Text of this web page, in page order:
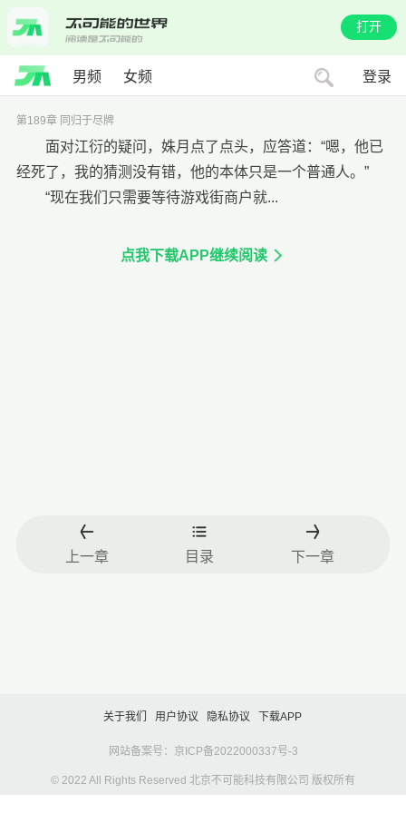
打开
男频 女频 登录
第189章 同归于尽牌
面对江衍的疑问，姝月点了点头，应答道：“嗯，他已
经死了，我的猜测没有错，他的本体只是一个普通人。”
“现在我们只需要等待游戏街商户就...
点我下载APP继续阅读
上一章 目录 下一章
关于我们 用户协议 隐私协议 下载APP
网站备案号：京ICP备2022000337号-3
© 2022 All Rights Reserved 北京不可能科技有限公司 版权所有